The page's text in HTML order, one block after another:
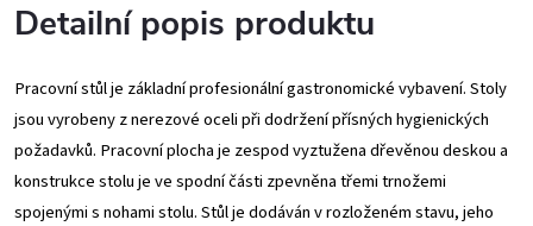
Detailní popis produktu
Pracovní stůl je základní profesionální gastronomické vybavení. Stoly
jsou vyrobeny z nerezové oceli při dodržení přísných hygienických
požadavků. Pracovní plocha je zespod vyztužena dřevěnou deskou a
konstrukce stolu je ve spodní části zpevněna třemi trnožemi
spojenými s nohami stolu. Stůl je dodáván v rozloženém stavu, jeho